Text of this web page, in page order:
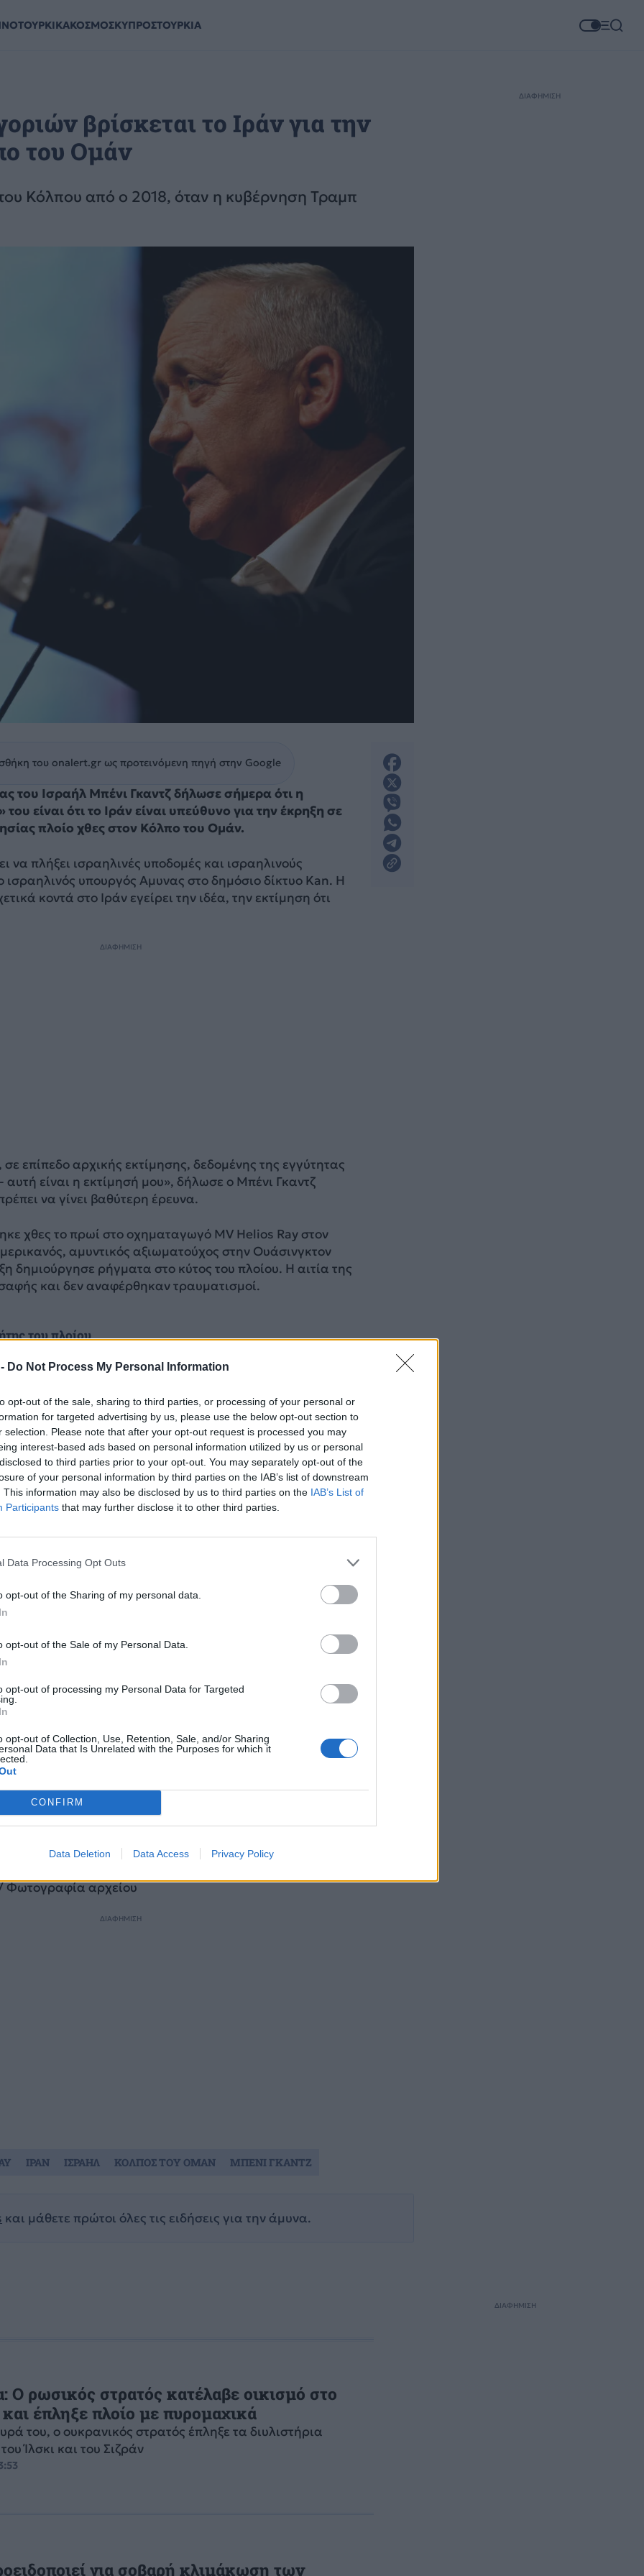
Do Not Process My Personal Information
opt-out of the sale, sharing to third parties, or processing of your personal or
for targeted advertising by us, please use the below opt-out section to
selection. Please note that after your opt-out request is processed you may
interest-based ads based on personal information utilized by us or personal
to third parties prior to your opt-out. You may separately opt-out of the
of your personal information by third parties on the IAB’s list of downstream
This information may also be disclosed by us to third parties on the IAB’s List of
Participants that may further disclose it to other third parties.
Data Processing Opt Outs
opt-out of the Sharing of my personal data.
opt-out of the Sale of my Personal Data.
opt-out of processing my Personal Data for Targeted
opt-out of Collection, Use, Retention, Sale, and/or Sharing
Data that Is Unrelated with the Purposes for which it
CONFIRM
Data Deletion Data Access Privacy Policy
ΚΟΣΜΟΣΚΥΠΡΟΣΤΟΥΡΚΙΑ
βρίσκεται το Ιράν για την
του Ομάν
Κόλπου από ο 2018, όταν η κυβέρνηση Τραμπ
του onalert.gr ως προτεινόμενη πηγή στην Google
του Ισραήλ Μπένι Γκαντζ δήλωσε σήμερα ότι η
του είναι ότι το Ιράν είναι υπεύθυνο για την έκρηξη σε
πλοίο χθες στον Κόλπο του Ομάν.
να πλήξει ισραηλινές υποδομές και ισραηλινούς
ισραηλινός υπουργός Αμυνας στο δημόσιο δίκτυο Kan. Η
κοντά στο Ιράν εγείρει την ιδέα, την εκτίμηση ότι
ΔΙΑΦΗΜΙΣΗ
σε επίπεδο αρχικής εκτίμησης, δεδομένης της εγγύτητας
αυτή είναι η εκτίμησή μου», δήλωσε ο Μπένι Γκαντζ
να γίνει βαθύτερη έρευνα.
χθες το πρωί στο οχηματαγωγό MV Helios Ray στον
αμυντικός αξιωματούχος στην Ουάσινγκτον
δημιούργησε ρήγματα στο κύτος του πλοίου. Η αιτία της
και δεν αναφέρθηκαν τραυματισμοί.
του πλοίου
εταιρεία του Τελ Αβίβ Ray Shipping μέσω εταιρείας που
στην Νήσο του Μαν.
ΔΙΑΦΗΜΙΣΗ
ότι «η ζημιά είναι δύο οπές διαμέτρου 1,5 μέτρου
είναι σαφές αν προκλήθηκαν από πύραυλο ή από νάρκες
στην περιοχή του Κόλπου από ο 2018, όταν η
από την διεθνή συμφωνία για το πυρηνικό πρόγραμμα
επιρρίψει στο Ιράν την ευθύνη για σειρά επιθέσεων στον
πλοία, ανάμεσά τους και δύο σαουδαραβικά
αρχείου
ΔΙΑΦΗΜΙΣΗ
και μάθετε πρώτοι όλες τις ειδήσεις για την άμυνα.
ΙΡΑΝ ΙΣΡΑΗΛ ΚΟΛΠΟΣ ΤΟΥ ΟΜΑΝ ΜΠΕΝΙ ΓΚΑΝΤΖ
ΔΙΑΦΗΜΙΣΗ
Ο ρωσικός στρατός κατέλαβε οικισμό στο
έπληξε πλοίο με πυρομαχικά
του, ο ουκρανικός στρατός έπληξε τα διυλιστήρια
Ίλσκι και του Σιζράν
για σοβαρή κλιμάκωση των
ΔΙΑΦΗΜΙΣΗ